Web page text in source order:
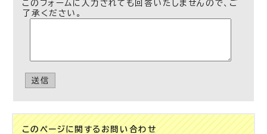
このフォームに入力されても回答いたしませんので、ご
了承ください。
送信
このページに関する お問い合わせ